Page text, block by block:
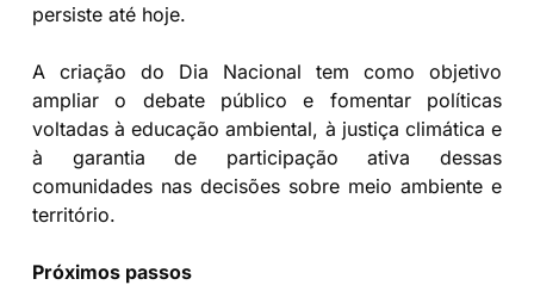
persiste até hoje.
A criação do Dia Nacional tem como objetivo
ampliar o debate público e fomentar políticas
voltadas à educação ambiental, à justiça climática e
à garantia de participação ativa dessas
comunidades nas decisões sobre meio ambiente e
território.
Próximos passos